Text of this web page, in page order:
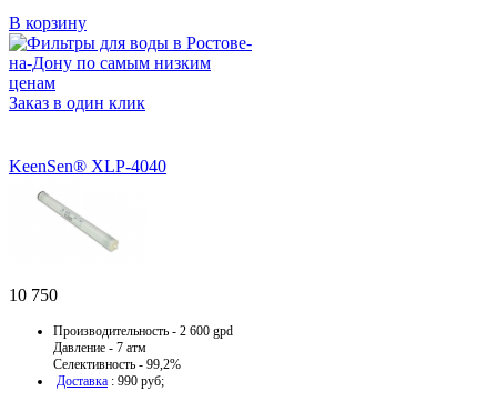
В корзину
Заказ в один клик
KeenSen® XLP-4040
10 750
Производительность - 2 600 gpd
Давление - 7 атм
Селективность - 99,2%
Доставка : 990 руб;